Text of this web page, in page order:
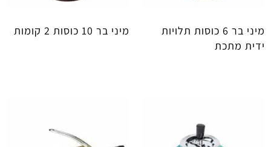
מיני בר 6 כוסות תלויות
ידית מתכת
מיני בר 10 כוסות 2 קומות